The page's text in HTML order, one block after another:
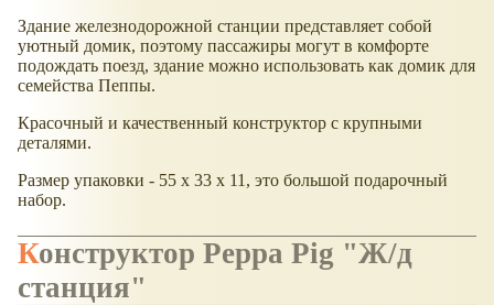
Здание железнодорожной станции представляет собой
уютный домик, поэтому пассажиры могут в комфорте
подождать поезд, здание можно использовать как домик для
семейства Пеппы.
Красочный и качественный конструктор с крупными
деталями.
Размер упаковки - 55 x 33 x 11, это большой подарочный
набор.
Конструктор Peppa Pig "Ж/д
станция"